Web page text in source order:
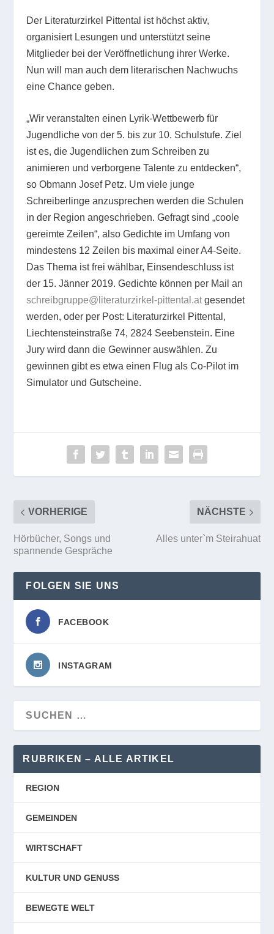
Der Literaturzirkel Pittental ist höchst aktiv,
organisiert Lesungen und unterstützt seine
Mitglieder bei der Veröffnetlichung ihrer Werke.
Nun will man auch dem literarischen Nachwuchs
eine Chance geben.
„Wir veranstalten einen Lyrik-Wettbewerb für
Jugendliche von der 5. bis zur 10. Schulstufe. Ziel
ist es, die Jugendlichen zum Schreiben zu
animieren und verborgene Talente zu entdecken“,
so Obmann Josef Petz. Um viele junge
Schreiberlinge anzusprechen werden die Schulen
in der Region angeschrieben. Gefragt sind „coole
gereimte Zeilen“, also Gedichte im Umfang von
mindestens 12 Zeilen bis maximal einer A4-Seite.
Das Thema ist frei wählbar, Einsendeschluss ist
der 15. Jänner 2019. Gedichte können per Mail an
schreibgruppe@literaturzirkel-pittental.atgesendet
werden, oder per Post: Literaturzirkel Pittental,
Liechtensteinstraße 74, 2824 Seebenstein. Eine
Jury wird dann die Gewinner auswählen. Zu
gewinnen gibt es etwa einen Flug als Co-Pilot im
Simulator und Gutscheine.
VORHERIGE
Hörbücher, Songs und
spannende Gespräche
NÄCHSTE
Alles unter`m Steirahuat
FOLGEN SIE UNS
FACEBOOK
INSTAGRAM
RUBRIKEN – ALLE ARTIKEL
REGION
GEMEINDEN
WIRTSCHAFT
KULTUR UND GENUSS
BEWEGTE WELT